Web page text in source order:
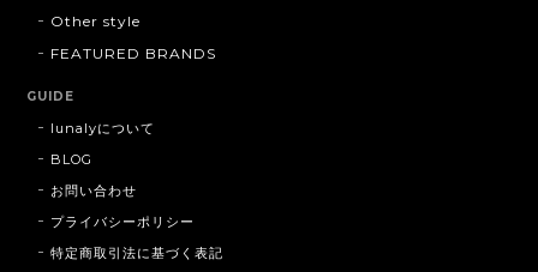
Other style
FEATURED BRANDS
GUIDE
lunalyについて
BLOG
お問い合わせ
プライバシーポリシー
特定商取引法に基づく表記